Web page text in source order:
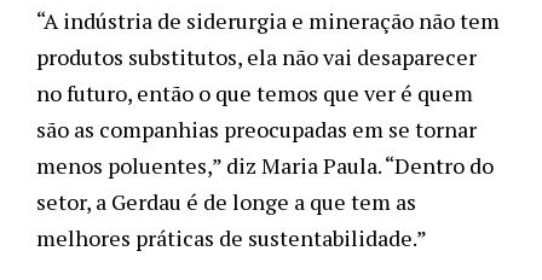
“A indústria de siderurgia e mineração não tem
produtos substitutos, ela não vai desaparecer
no futuro, então o que temos que ver é quem
são as companhias preocupadas em se tornar
menos poluentes,” diz Maria Paula. “Dentro do
setor, a Gerdau é de longe a que tem as
melhores práticas de sustentabilidade.”